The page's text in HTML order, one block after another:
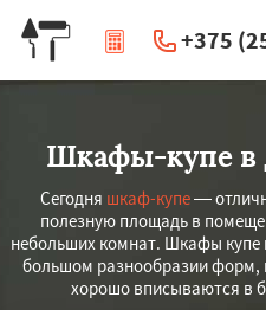
+375
|
Шкафы-купе в
Сегодня шкаф-купе—
полезную площадь в
небольших комнат. Шкафы купе
большом разнообразии форм,
хорошо вписываются в